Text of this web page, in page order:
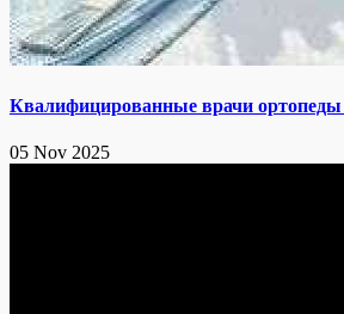
Квалифицированные врачи ортопеды
05 Nov 2025